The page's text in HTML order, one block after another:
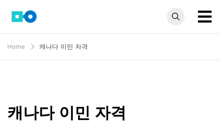
content
모인 해
외송금
Home 캐나다 이민 자격
캐나다 이민 자격